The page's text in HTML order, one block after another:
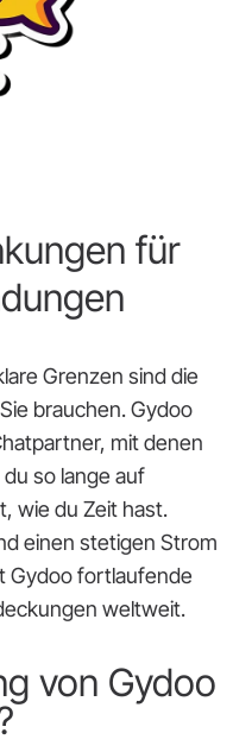
für
Grenzen sind die
brauchen. Gydoo
mit denen
so lange auf
wie du Zeit hast.
einen stetigen Strom
Gydoo fortlaufende
weltweit.
von Gydoo